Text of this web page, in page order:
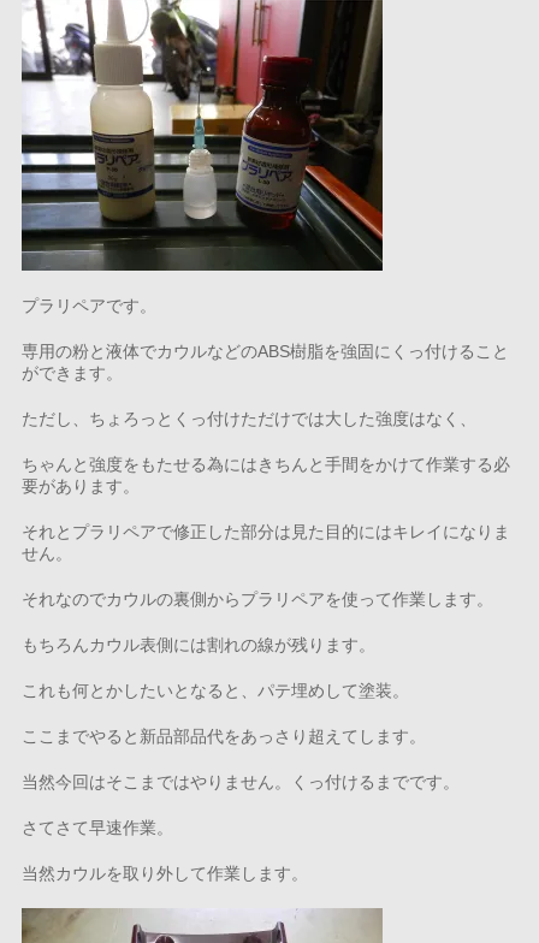
プラリペアです。
専用の粉と液体でカウルなどのABS樹脂を強固にくっ付けること
ができます。
ただし、ちょろっとくっ付けただけでは大した強度はなく、
ちゃんと強度をもたせる為にはきちんと手間をかけて作業する必
要があります。
それとプラリペアで修正した部分は見た目的にはキレイになりま
せん。
それなのでカウルの裏側からプラリペアを使って作業します。
もちろんカウル表側には割れの線が残ります。
これも何とかしたいとなると、パテ埋めして塗装。
ここまでやると新品部品代をあっさり超えてします。
当然今回はそこまではやりません。くっ付けるまでです。
さてさて早速作業。
当然カウルを取り外して作業します。